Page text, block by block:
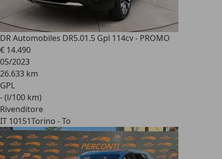
DR Automobiles DR5.01.5 Gpl 114cv - PROMO
€ 14.490
05/2023
26.633 km
GPL
- (l/100 km)
Rivenditore
IT 10151Torino - To